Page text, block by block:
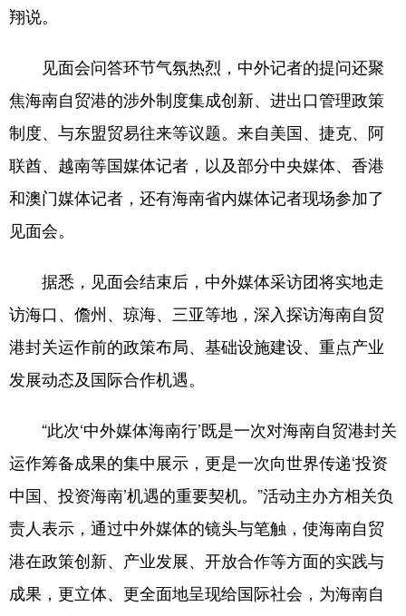
翔说。
见面会问答环节气氛热烈，中外记者的提问还聚
焦海南自贸港的涉外制度集成创新、进出口管理政策
制度、与东盟贸易往来等议题。来自美国、捷克、阿
联酋、越南等国媒体记者，以及部分中央媒体、香港
和澳门媒体记者，还有海南省内媒体记者现场参加了
见面会。
据悉，见面会结束后，中外媒体采访团将实地走
访海口、儋州、琼海、三亚等地，深入探访海南自贸
港封关运作前的政策布局、基础设施建设、重点产业
发展动态及国际合作机遇。
“此次‘中外媒体海南行’既是一次对海南自贸港封关
运作筹备成果的集中展示，更是一次向世界传递‘投资
中国、投资海南’机遇的重要契机。”活动主办方相关负
责人表示，通过中外媒体的镜头与笔触，使海南自贸
港在政策创新、产业发展、开放合作等方面的实践与
成果，更立体、更全面地呈现给国际社会，为海南自